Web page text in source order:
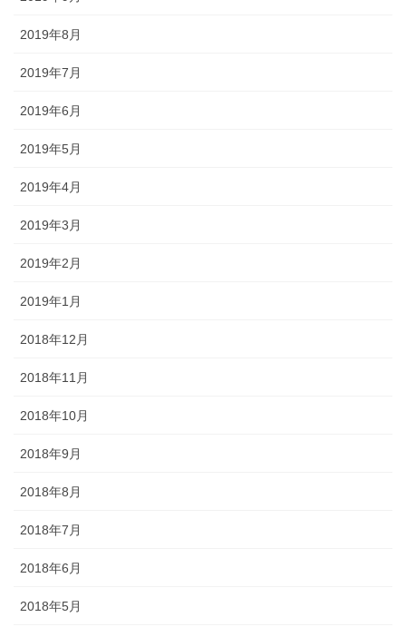
2019年8月
2019年7月
2019年6月
2019年5月
2019年4月
2019年3月
2019年2月
2019年1月
2018年12月
2018年11月
2018年10月
2018年9月
2018年8月
2018年7月
2018年6月
2018年5月